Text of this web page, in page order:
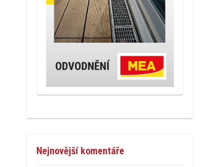
Nejnovější komentáře